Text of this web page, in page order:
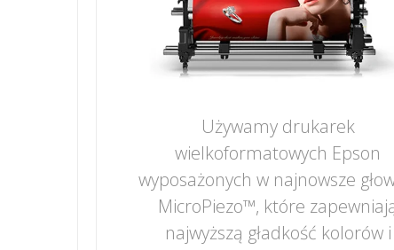
Używamy drukarek
wielkoformatowych Epson
wyposażonych w najnowsze
MicroPiezo™, które
najwyższą gładkość kolorów i